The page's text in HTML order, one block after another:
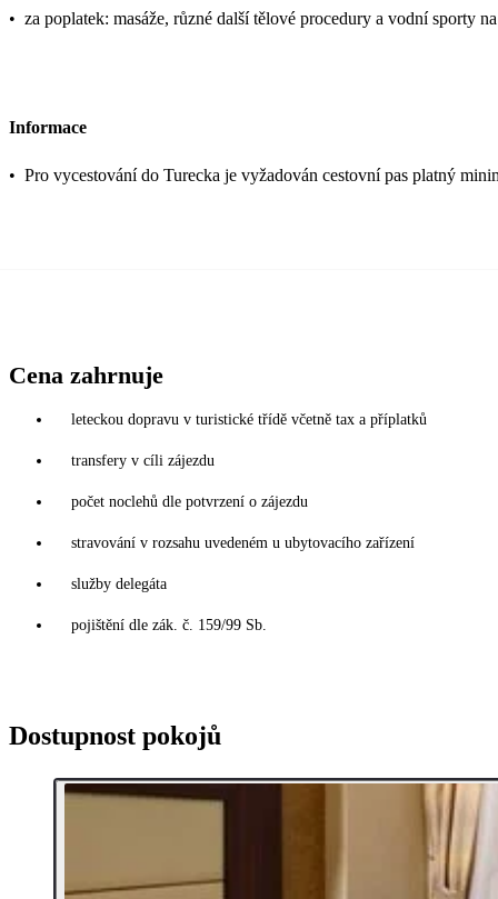
• za poplatek: masáže, různé další tělové procedury a vodní sporty
Informace
• Pro vycestování do Turecka je vyžadován cestovní pas platný
Cena zahrnuje
leteckou dopravu v turistické třídě včetně tax a příplatků
transfery v cíli zájezdu
počet noclehů dle potvrzení o zájezdu
stravování v rozsahu uvedeném u ubytovacího zařízení
služby delegáta
pojištění dle zák. č. 159/99 Sb.
Dostupnost pokojů